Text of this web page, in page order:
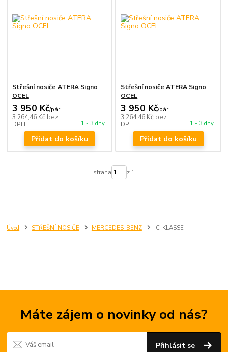
Úvod STŘEŠNÍ NOSIČE MERCEDES-BENZ C-KLASSE
Střešní nosiče ATERA Signo
OCEL
3 950 Kč/pár
3 264,46 Kč bez
DPH
1 - 3 dny
Přidat do košíku
Střešní nosiče ATERA Signo
OCEL
3 950 Kč/pár
3 264,46 Kč bez
DPH
1 - 3 dny
Přidat do košíku
strana z 1
Máte zájem o novinky od nás?
Přihlásit se